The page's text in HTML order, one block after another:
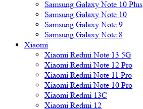
Samsung Galaxy Note 10 Plus
Samsung Galaxy Note 10
Samsung Galaxy Note 9
Samsung Galaxy Note 8
Xiaomi
Xiaomi Redmi Note 13 5G
Xiaomi Redmi Note 12 Pro
Xiaomi Redmi Note 11 Pro
Xiaomi Redmi Note 10 Pro
Xiaomi Redmi 13C
Xiaomi Redmi 12